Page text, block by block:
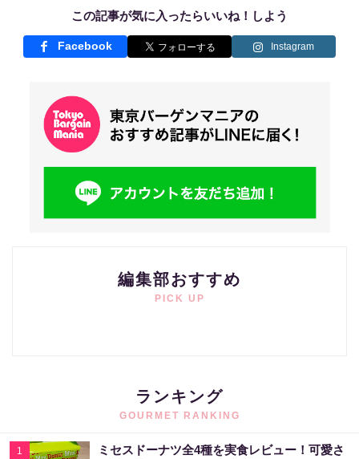
この記事が気に入ったらいいね！しよう
Facebook Instagram
編集部おすすめ
PICK UP
ランキング
GOURMET RANKING
1
ミセスドーナツ全4種を実食レビュー！可愛さ